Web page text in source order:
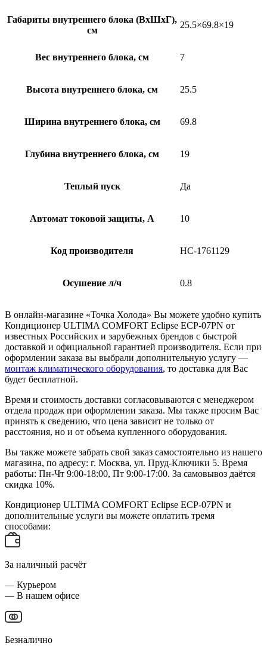
Габариты внутреннего блока (ВхШхГ),
см
25.5×69.8×19
Вес внутреннего блока, см 7
Высота внутреннего блока, см 25.5
Ширина внутреннего блока, см 69.8
Глубина внутреннего блока, см 19
Теплый пуск Да
Автомат токовой защиты, А 10
Код производителя НС-1761129
Осушение л/ч 0.8
В онлайн-магазине «Точка Холода» Вы можете удобно купить
Кондиционер ULTIMA COMFORT Eclipse ECP-07PN от
известных Российских и зарубежных брендов с быстрой
доставкой и официальной гарантией производителя. Если при
оформлении заказа вы выбрали дополнительную услугу —
монтаж климатического оборудования, то доставка для Вас
будет бесплатной.
Время и стоимость доставки согласовываются с менеджером
отдела продаж при оформлении заказа. Мы также просим Вас
принять к сведению, что цена зависит не только от
расстояния, но и от объема купленного оборудования.
Вы также можете забрать свой заказ самостоятельно из нашего
магазина, по адресу: г. Москва, ул. Пруд-Ключики 5. Время
работы: Пн-Чт 9:00-18:00, Пт 9:00-17:00. За самовывоз даётся
скидка 10%.
Кондиционер ULTIMA COMFORT Eclipse ECP-07PN и
дополнительные услуги вы можете оплатить тремя
способами:
За наличный расчёт
— Курьером
— В нашем офисе
Безналично